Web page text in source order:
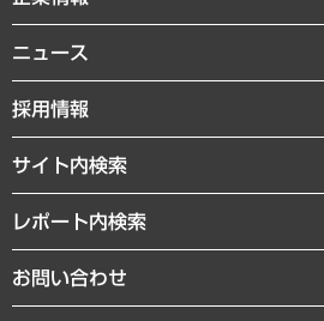
共生・ダイバーシティ
GRC（ガバナンス・リスク・コンプライアンス
経済・産業・雇用・労働
まちづくり・観光・交通・スポーツ・スマート
自然資源・農林水産業・食料システム
経営用語集
受託・受注実績（官公庁関連）
メディア掲載・出演
MUFGビジネスセミナー
受託案件情報
私たちの想い
社長メッセージ
会社概要
沿革
組織図・本部部室紹介
インドネシア現地法人
ニュース
ニュースリリース
お知らせ
採用情報
サイト内検索
レポート内検索
お問い合わせ